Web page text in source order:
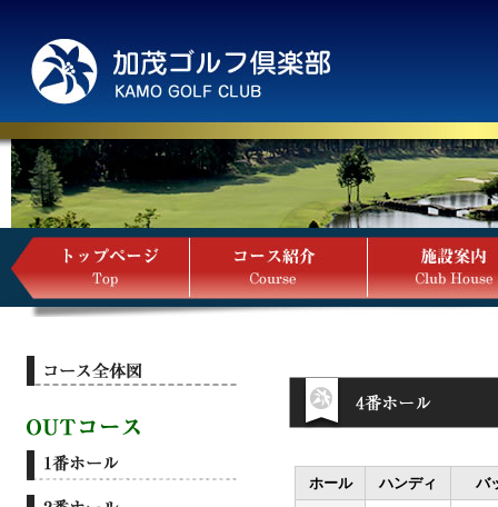
ホール ハンディ
バ